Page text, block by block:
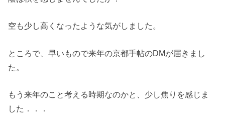
空も少し高くなったような気がしました。
ところで、早いもので来年の京都手帖のDMが届きまし
た。
もう来年のこと考える時期なのかと、少し焦りを感じま
した．．．